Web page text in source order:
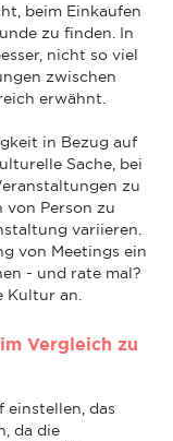
beim Einkaufen
zu finden. In
nicht so viel
zwischen
erwähnt.
in Bezug auf
Sache, bei
zu
von Person zu
variieren.
von Meetings ein
- und rate mal?
Kultur an.
Vergleich zu
einstellen, das
da die